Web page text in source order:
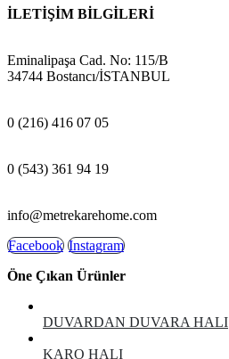
İLETİŞİM BİLGİLERİ
Eminalipaşa Cad. No: 115/B
34744 Bostancı/İSTANBUL
0 (216) 416 07 05
0 (543) 361 94 19
info@metrekarehome.com
Facebook Instagram
Öne Çıkan Ürünler
DUVARDAN DUVARA HALI
KARO HALI